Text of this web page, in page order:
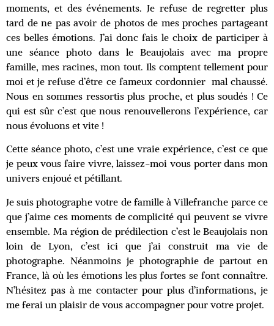
moments, et des événements. Je refuse de regretter plus
tard de ne pas avoir de photos de mes proches partageant
ces belles émotions. J’ai donc fais le choix de participer à
une séance photo dans le Beaujolais avec ma propre
famille, mes racines, mon tout. Ils comptent tellement pour
moi et je refuse d’être ce fameux cordonnier mal chaussé.
Nous en sommes ressortis plus proche, et plus soudés ! Ce
qui est sûr c’est que nous renouvellerons l’expérience, car
nous évoluons et vite !
Cette séance photo, c’est une vraie expérience, c’est ce que
je peux vous faire vivre, laissez-moi vous porter dans mon
univers enjoué et pétillant.
Je suis photographe votre de famille àVillefranche parce ce
que j’aime ces moments de complicité qui peuvent se vivre
ensemble. Ma région de prédilection c’est le Beaujolais non
loin de Lyon, c’est ici que j’ai construit ma vie de
photographe. Néanmoins je photographie de partout en
France, là où les émotions les plus fortes se font connaître.
N’hésitez pas à me contacter pour plus d’informations, je
me ferai un plaisir de vous accompagner pour votre projet.